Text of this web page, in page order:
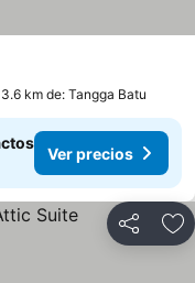
km de: Tangga Batu
Ver precios
Compartir